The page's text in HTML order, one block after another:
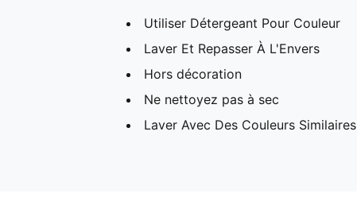
Utiliser Détergeant Pour Couleur
Laver Et Repasser À L'Envers
Hors décoration
Ne nettoyez pas à sec
Laver Avec Des Couleurs Similaires